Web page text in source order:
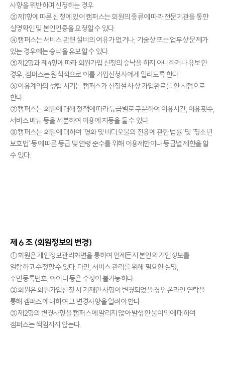
사항을 위반하며 신청하는 경우
③제1항에 따른 신청에 있어 캠퍼스는 회원의 종류에 따라 전문기관을 통한
실명확인 및 본인인증을 요청할 수 있다.
④캠퍼스는 서비스 관련 설비의 여유가 없거나, 기술상 또는 업무상 문제가
있는 경우에는 승낙을 유보할 수 있다.
⑤제2항과 제4항에 따라 회원가입 신청의 승낙을 하지 아니하거나 유보한
경우, 캠퍼스는 원칙적으로 이를 가입신청자에게 알리도록 한다.
⑥이용계약의 성립 시기는 캠퍼스가 신청절차 상 가입완료를 한 시점으로
한다.
⑦캠퍼스는 회원에 대해 정책에 따라 등급별로 구분하여 이용시간, 이용횟수,
서비스 메뉴 등을 세분하여 이용에 차등을 둘 수 있다.
⑧캠퍼스는 회원에 대하여 ‘영화 및 비디오물의 진흥에 관한 법률’ 및 ‘청소년
보호법’ 등에 따른 등급 및 연령 준수를 위해 이용제한이나 등급별 제한을 할
수 있다.
제 6 조 (회원정보의 변경)
①회원은 개인정보관리화면을 통하여 언제든지 본인의 개인정보를
열람하고 수정할 수 있다. 다만, 서비스 관리를 위해 필요한 실명,
주민등록번호, 아이디 등은 수정이 불가능하다.
②회원은 회원가입신청 시 기재한 사항이 변경되었을 경우 온라인 연락을
통해 캠퍼스에 대하여 그 변경사항을 알려야 한다.
③제2항의 변경사항을 캠퍼스에 알리지 않아 발생한 불이익에 대하여
캠퍼스는 책임지지 않는다.